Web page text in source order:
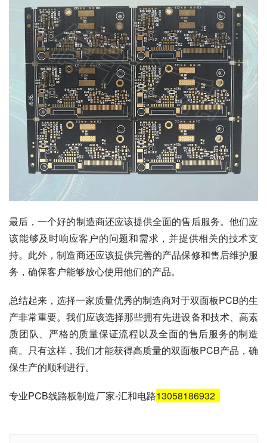
最后，一个好的制造商还应该提供全面的售后服务。他们应
该能够及时响应客户的问题和需求，并提供相关的技术支
持。此外，制造商还应该提供完善的产品保修和售后维护服
务，确保客户能够放心使用他们的产品。
总结起来，选择一家质量优秀的制造商对于双面板PCB的生
产非常重要。我们应该选择那些拥有先进设备和技术、高素
质团队、严格的质量保证流程以及全面的售后服务的制造
商。只有这样，我们才能获得高质量的双面板PCB产品，确
保生产的顺利进行。
专业PCB线路板制造厂家-汇和电路13058186932